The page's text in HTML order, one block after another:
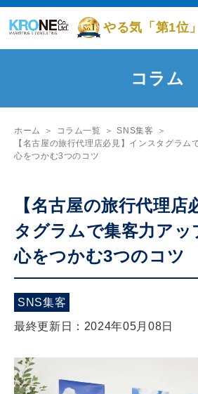
やる気「第1位」
コラム
ホーム コラム一覧
SNS集客
【名古屋の旅行代理店必見】インスタグラム
心をつかむ3つのコツ
【名古屋の旅行代理店
タグラムで集客力アッ
心をつかむ3つのコツ
SNS集客
最終更新日：2024年05月08日